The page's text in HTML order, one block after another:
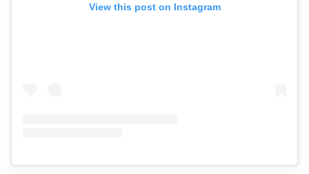
View this post on Instagram